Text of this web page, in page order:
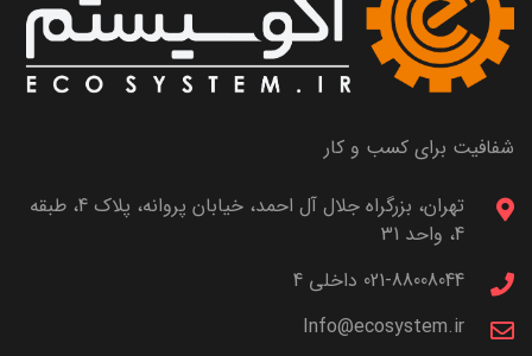
شفافیت برای کسب و کار
تهران، بزرگراه جلال آل احمد، خیابان پروانه، پلاک 4، طبقه
4، واحد 31
021-88008044 داخلی 4
Info@ecosystem.ir